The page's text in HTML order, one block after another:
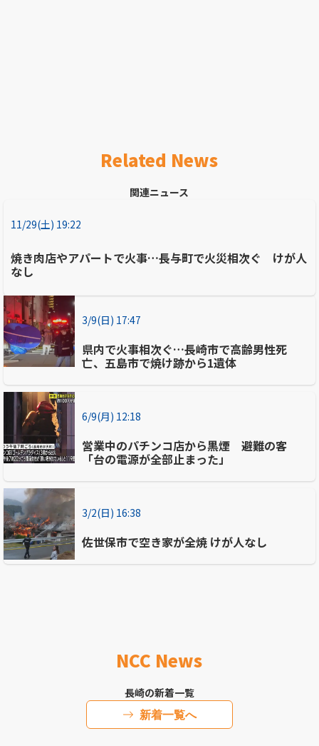
Related News
関連ニュース
11/29(土) 19:22
焼き肉店やアパートで火事…長与町で火災相次ぐ けが人
なし
3/9(日) 17:47
県内で火事相次ぐ…長崎市で高齢男性死
亡、五島市で焼け跡から1遺体
6/9(月) 12:18
営業中のパチンコ店から黒煙 避難の客
「台の電源が全部止まった」
3/2(日) 16:38
佐世保市で空き家が全焼 けが人なし
NCC News
長崎の新着一覧
新着一覧へ